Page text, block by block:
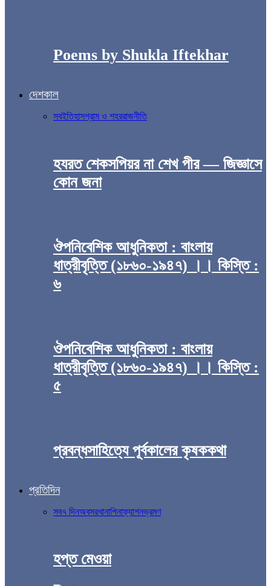
Poems by Shukla Iftekhar
দেশকাল
সবইতিহাসগ্রাম ও শহররাজনীতি
হযরত শেকসপিয়র না শেখ পীর — জিজ্ঞাসে
কোন জনা
ঔপনিবেশিক আধুনিকতা : বাংলায়
ধাত্রীবৃত্তি (১৮৬০-১৯৪৭) ।। কিস্তি :
৬
ঔপনিবেশিক আধুনিকতা : বাংলায়
ধাত্রীবৃত্তি (১৮৬০-১৯৪৭) ।। কিস্তি :
৫
প্রবন্ধসাহিত্যে পূর্বকালের কৃষককথা
প্রতিদিন
সব৭ দিনঅবসরখানাপিনাফ্যাশনভ্রমণ
হপ্ত মেওয়া